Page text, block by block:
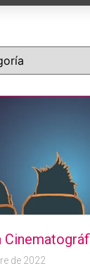
de 2022